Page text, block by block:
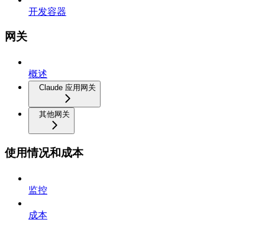
开发容器
网关
概述
Claude 应用网关
其他网关
使用情况和成本
监控
成本